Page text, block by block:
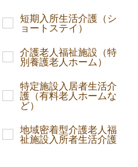
短期入所生活介護（シ
ョートステイ）
介護老人福祉施設（特
別養護老人ホーム）
特定施設入居者生活介
護（有料老人ホームな
ど）
地域密着型介護老人福
祉施設入所者生活介護